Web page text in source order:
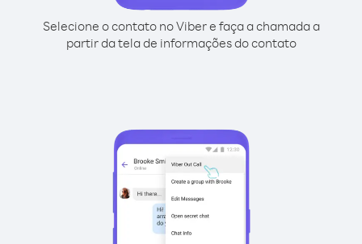
Selecione o contato no Viber e faça a chamada a
partir da tela de informações do contato